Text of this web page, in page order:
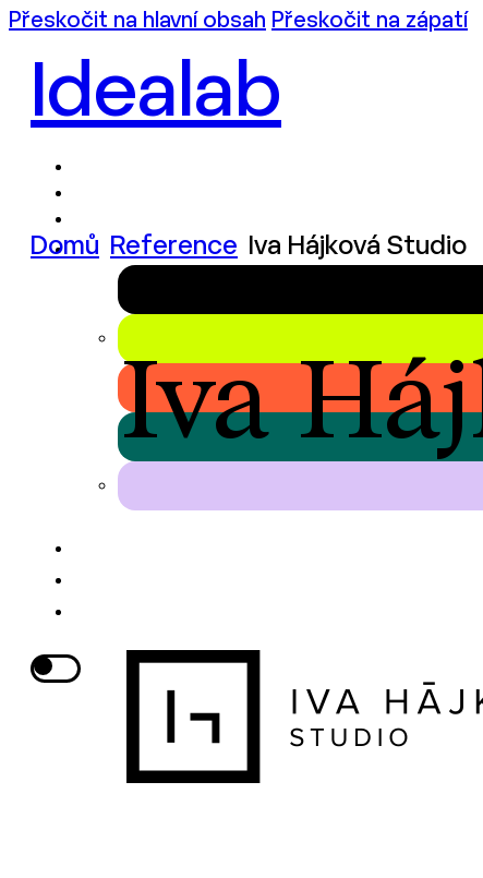
Přeskočit na hlavní obsah Přeskočit na zápatí
Idealab
Domů Reference Iva Hájková Studio
Iva